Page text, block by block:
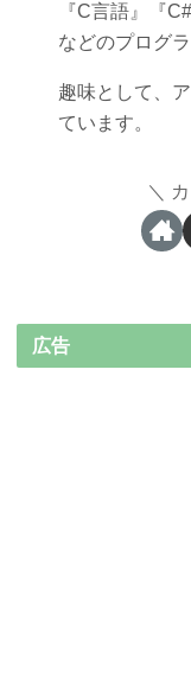
『C言語』『
などのプログ
趣味として、
ています。
広告